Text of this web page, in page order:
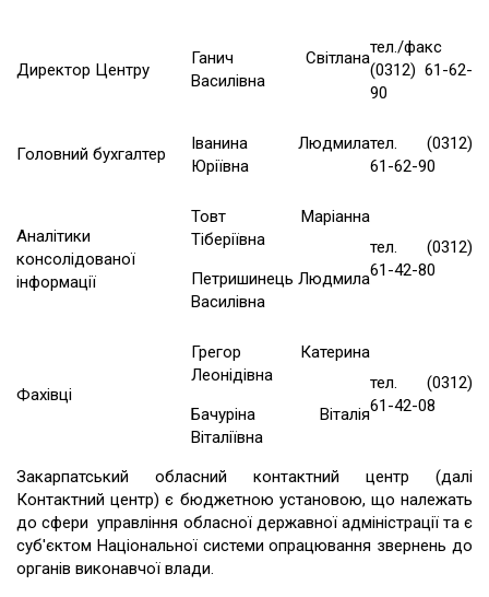
Директор Центру
Ганич Світлана
Василівна
тел./факс
(0312) 61-62-
90
Головний бухгалтер
Іванина Людмила
Юріївна
тел. (0312)
61-62-90
Аналітики
консолідованої
інформації
Товт Маріанна
Тіберіївна
Петришинець Людмила
Василівна
тел. (0312)
61-42-80
Фахівці
Грегор Катерина
Леонідівна
Бачуріна Віталія
Віталіївна
тел. (0312)
61-42-08
Закарпатський обласний контактний центр (далі
Контактний центр) є бюджетною установою, що належать
до сфери управління обласної державної адміністрації та є
суб'єктом Національної системи опрацювання звернень до
органів виконавчої влади.